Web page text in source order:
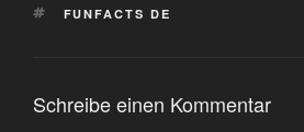
SCHLAGWÖRTER
FUNFACTS DE
Schreibe einen Kommentar